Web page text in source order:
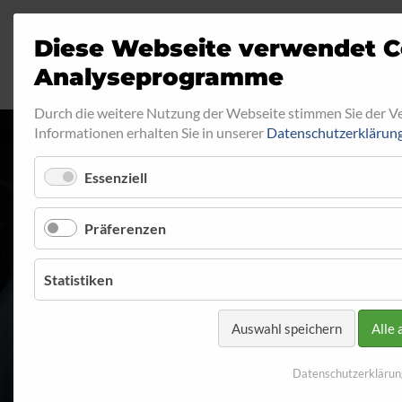
Startseite Programm Aussengewinde
Diese Webseite verwendet
Analyseprogramme
Durch die weitere Nutzung der Webseite stimmen Sie der
Informationen erhalten Sie in unserer
Essenziell
Präferenzen
Statistiken
Auswahl speichern Alle